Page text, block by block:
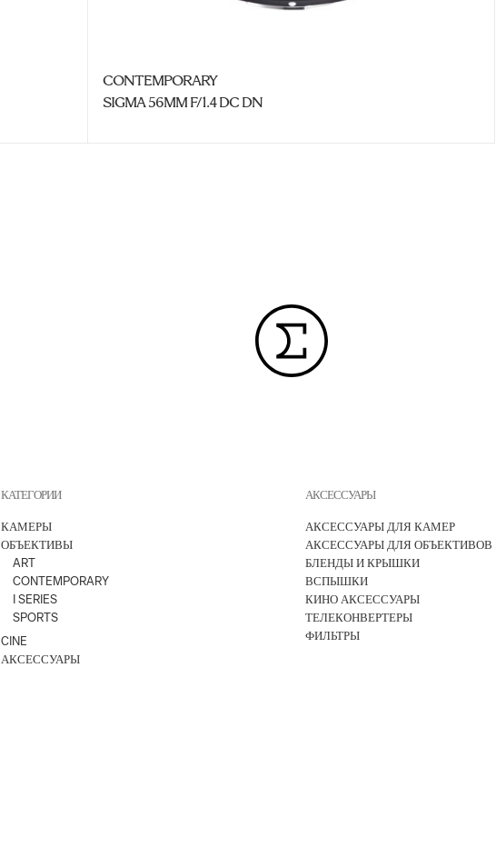
CONTEMPORARY
SIGMA 56MM F/1.4 DC DN
КАТЕГОРИИ
КАМЕРЫ
ОБЪЕКТИВЫ
ART
CONTEMPORARY
I SERIES
SPORTS
CINE
АКСЕССУАРЫ
АКСЕССУАРЫ
АКСЕССУАРЫ ДЛЯ КАМЕР
АКСЕССУАРЫ ДЛЯ ОБЪЕКТИВОВ
БЛЕНДЫ И КРЫШКИ
ВСПЫШКИ
КИНО АКСЕССУАРЫ
ТЕЛЕКОНВЕРТЕРЫ
ФИЛЬТРЫ